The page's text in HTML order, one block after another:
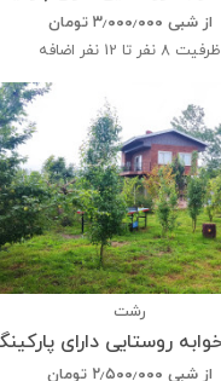
از شبی ۳٫۰۰۰٫۰۰۰ تومان
ظرفیت 8 نفر تا 12 نفر اضافه
رشت
از شبی ۲٫۵۰۰٫۰۰۰ تومان